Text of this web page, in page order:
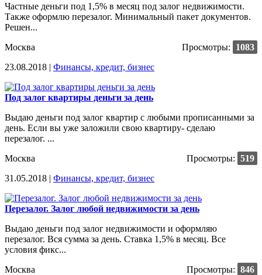
Частные деньги под 1,5% в месяц под залог недвижимости.
Также оформлю перезалог. Минимальный пакет документов.
Решен...
Москва
Просмотры:
1083
23.08.2018 | Финансы, кредит, бизнес
Под залог квартиры деньги за день
Выдаю деньги под залог квартир с любыми прописанными за
день. Если вы уже заложили свою квартиру- сделаю
перезалог. ...
Москва
Просмотры: 519
31.05.2018 | Финансы, кредит, бизнес
Перезалог. Залог любой недвижимости за день
Выдаю деньги под залог недвижимости и оформляю
перезалог. Вся сумма за день. Ставка 1,5% в месяц. Все
условия фикс...
Москва
Просмотры: 846